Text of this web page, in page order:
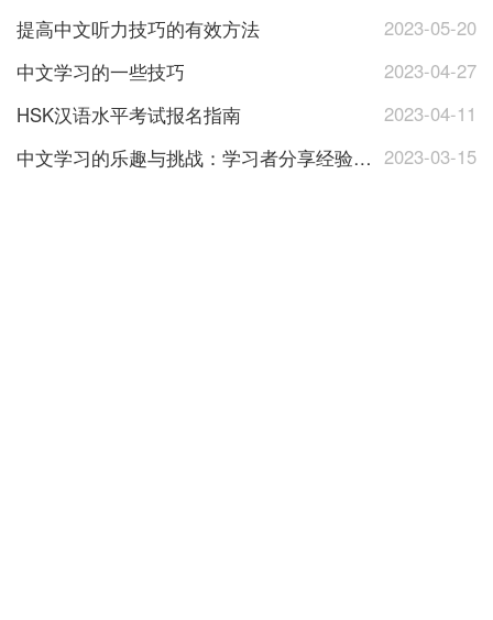
提高中文听力技巧的有效方法
2023-05-20
中文学习的一些技巧
2023-04-27
HSK汉语水平考试报名指南
2023-04-11
中文学习的乐趣与挑战：学习者分享经验与心得 2023-03-15